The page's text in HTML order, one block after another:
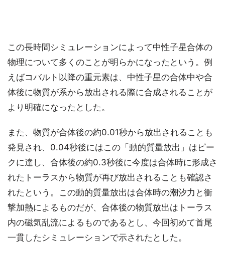
この長時間シミュレーションによって中性子星合体の
物理について多くのことが明らかになったという。例
えばコバルト以降の重元素は、中性子星の合体中や合
体後に物質が系から放出される際に合成されることが
より明確になったとした。
また、物質が合体後の約0.01秒から放出されることも
発見され、0.04秒後にはこの「動的質量放出」はピー
クに達し、合体後の約0.3秒後に今度は合体時に形成さ
れたトーラスから物質が再び放出されることも確認さ
れたという。この動的質量放出は合体時の潮汐力と衝
撃加熱によるものだが、合体後の物質放出はトーラス
内の磁気乱流によるものであるとし、今回初めて首尾
一貫したシミュレーションで示されたとした。